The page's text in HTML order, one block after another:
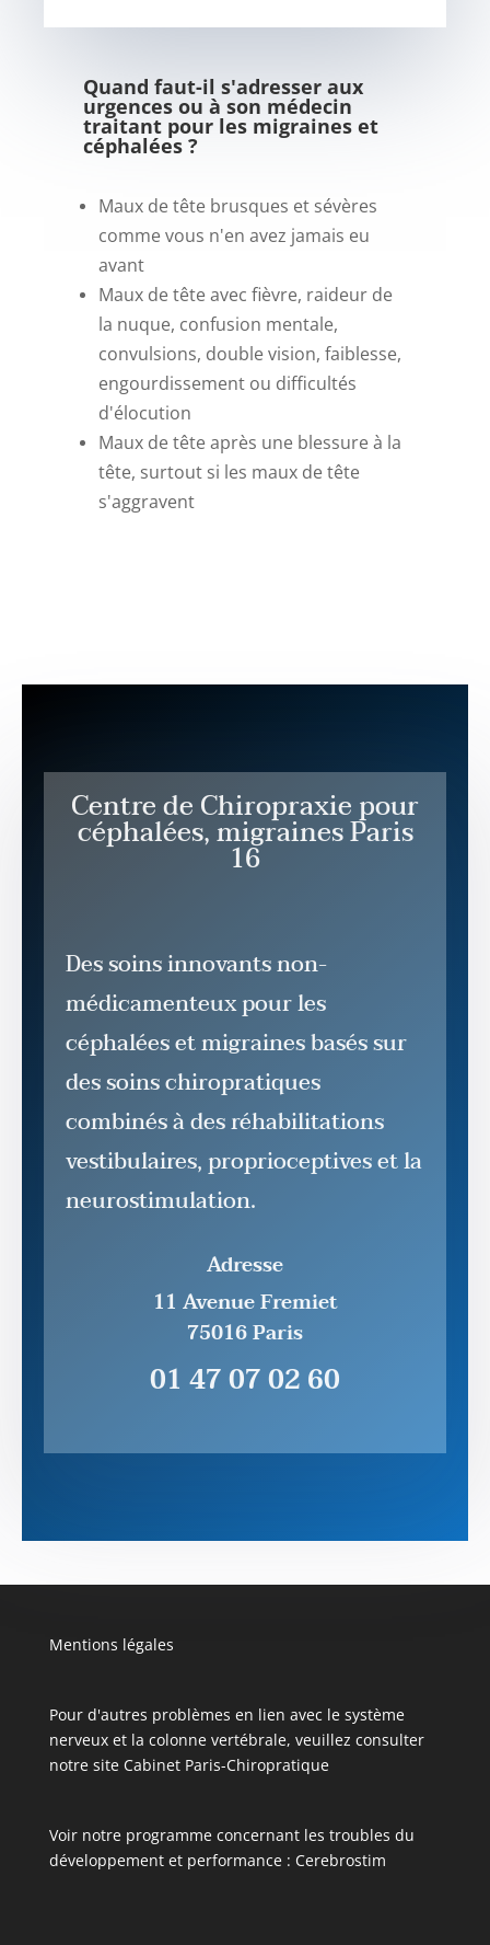
Quand faut-il s'adresser aux
urgences ou à son médecin
traitant pour les migraines et
céphalées ?
Maux de tête brusques et sévères
comme vous n'en avez jamais eu
avant
Maux de tête avec fièvre, raideur de
la nuque, confusion mentale,
convulsions, double vision, faiblesse,
engourdissement ou difficultés
d'élocution
Maux de tête après une blessure à la
tête, surtout si les maux de tête
s'aggravent
Centre de Chiropraxie pour
céphalées, migraines Paris
16
Des soins innovants non-
médicamenteux pour les
céphalées et migraines basés sur
des soins chiropratiques
combinés à des réhabilitations
vestibulaires, proprioceptives et la
neurostimulation.
Adresse
11 Avenue Fremiet
75016 Paris
01 47 07 02 60
Mentions légales
Pour d'autres problèmes en lien avec le système
nerveux et la colonne vertébrale, veuillez consulter
notre site Cabinet Paris-Chiropratique
Voir notre programme concernant les troubles du
développement et performance : Cerebrostim